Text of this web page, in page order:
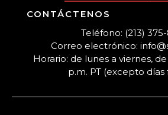
CONTÁCTENOS
Teléfono: (213)
Correo electrónico:
Horario: de lunes a viernes,
p.m. PT (excepto días